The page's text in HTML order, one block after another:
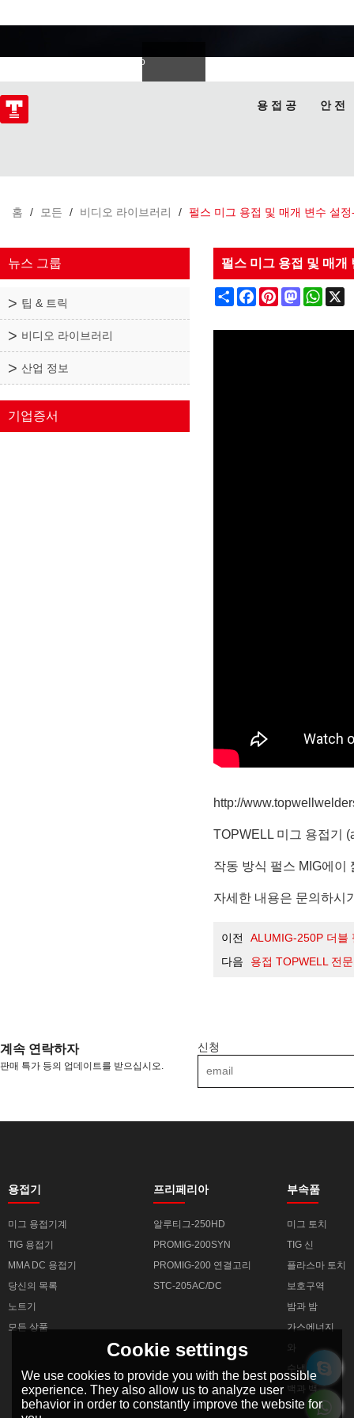
Italiano
용 접 공 안 전
홈 / 모든 / 비디오 라이브러리 / 펄스 미그 용접 및 매개 변수 설
뉴스 그룹
팁 & 트릭
비디오 라이브러리
산업 정보
기업증서
펄스 미그 용접 및 매
ShareFacebookPinterestMastodon
http://
TOPWELL 미그 용접기
작동 방식 펄스 MIG에이
자세한 내용은 문의하시
이전
ALUMIG-250P 더블
다음
용접 TOPWELL 전
계속 연락하자
판매 특가 등의 업데이트를 받으십시오.
신청
용접기
미그 용접기계
TIG 용접기
MMA DC 용접기
당신의 목록
노트기
모든 상품
프리페리아
알루티그-250HD
PROMIG-200SYN
PROMIG-200 연결고리
STC-205AC/DC
부속품
미그 토치
TIG 신
플라스마 토치
보호구역
밤과 밤
가스에너지
와
수냉
백과 백
Cookie settings
We use cookies to provide you with the best possible
experience. They also allow us to analyze user
behavior in order to constantly improve the website for